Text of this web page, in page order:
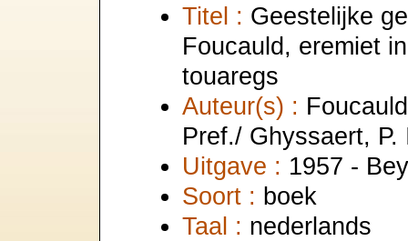
Titel : Geestelijke
Foucauld, eremiet
touaregs
Auteur(s) :
Pref./ Ghyssaert, P.
Uitgave : 1957 -
Soort : boek
Taal : nederlands